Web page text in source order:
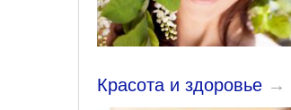
Красота и здоровье →